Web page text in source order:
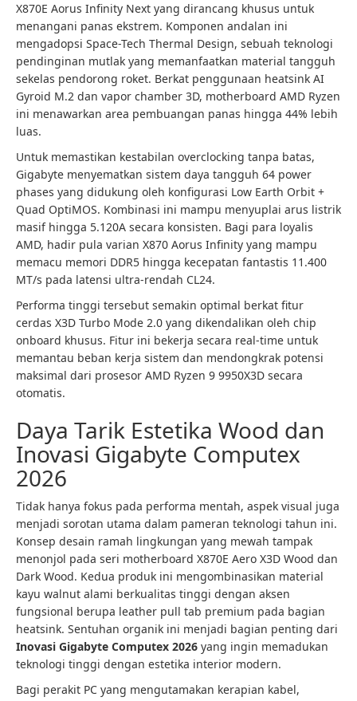
X870E Aorus Infinity Next yang dirancang khusus untuk
menangani panas ekstrem. Komponen andalan ini
mengadopsi Space-Tech Thermal Design, sebuah teknologi
pendinginan mutlak yang memanfaatkan material tangguh
sekelas pendorong roket. Berkat penggunaan heatsink AI
Gyroid M.2 dan vapor chamber 3D, motherboard AMD Ryzen
ini menawarkan area pembuangan panas hingga 44% lebih
luas.
Untuk memastikan kestabilan overclocking tanpa batas,
Gigabyte menyematkan sistem daya tangguh 64 power
phases yang didukung oleh konfigurasi Low Earth Orbit +
Quad OptiMOS. Kombinasi ini mampu menyuplai arus listrik
masif hingga 5.120A secara konsisten. Bagi para loyalis
AMD, hadir pula varian X870 Aorus Infinity yang mampu
memacu memori DDR5 hingga kecepatan fantastis 11.400
MT/s pada latensi ultra-rendah CL24.
Performa tinggi tersebut semakin optimal berkat fitur
cerdas X3D Turbo Mode 2.0 yang dikendalikan oleh chip
onboard khusus. Fitur ini bekerja secara real-time untuk
memantau beban kerja sistem dan mendongkrak potensi
maksimal dari prosesor AMD Ryzen 9 9950X3D secara
otomatis.
Daya Tarik Estetika Wood dan
Inovasi Gigabyte Computex
2026
Tidak hanya fokus pada performa mentah, aspek visual juga
menjadi sorotan utama dalam pameran teknologi tahun ini.
Konsep desain ramah lingkungan yang mewah tampak
menonjol pada seri motherboard X870E Aero X3D Wood dan
Dark Wood. Kedua produk ini mengombinasikan material
kayu walnut alami berkualitas tinggi dengan aksen
fungsional berupa leather pull tab premium pada bagian
heatsink. Sentuhan organik ini menjadi bagian penting dari
Inovasi Gigabyte Computex 2026 yang ingin memadukan
teknologi tinggi dengan estetika interior modern.
Bagi perakit PC yang mengutamakan kerapian kabel,